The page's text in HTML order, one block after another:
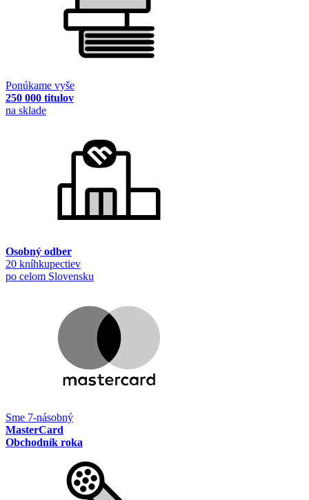
Ponúkame vyše
250 000 titulov
na sklade
Osobný odber
20 kníhkupectiev
po celom Slovensku
Sme 7-násobný
MasterCard
Obchodník roka